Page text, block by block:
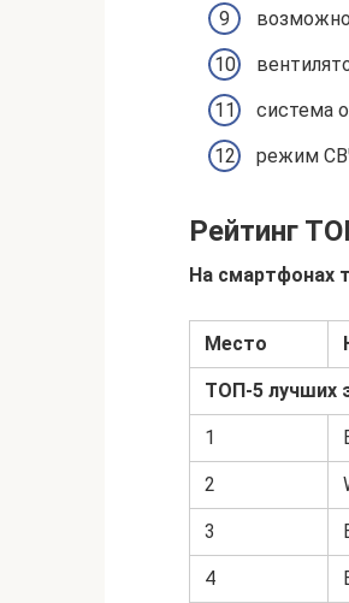
система
режим
Рейтинг
На смартфонах
Место
ТОП-5 лучших
1
2
3
4